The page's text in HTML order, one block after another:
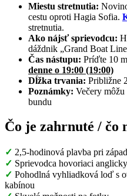
Miestu stretnutia:
cestu oproti Hagia Sofia.
stretnutia.
Ako nájsť sprievodcu:
dáždnik „Grand Boat
Čas nástupu: Príďte 10
denne o 19:00 (19:00)
Dĺžka trvania: Približne
Poznámky: Večery
bundu
Čo je zahrnuté / čo
✓ 2,5-hodinová plavba pri
✓ Sprievodca hovoriaci
✓ Pohodlná vyhliadková loď s
kabínou